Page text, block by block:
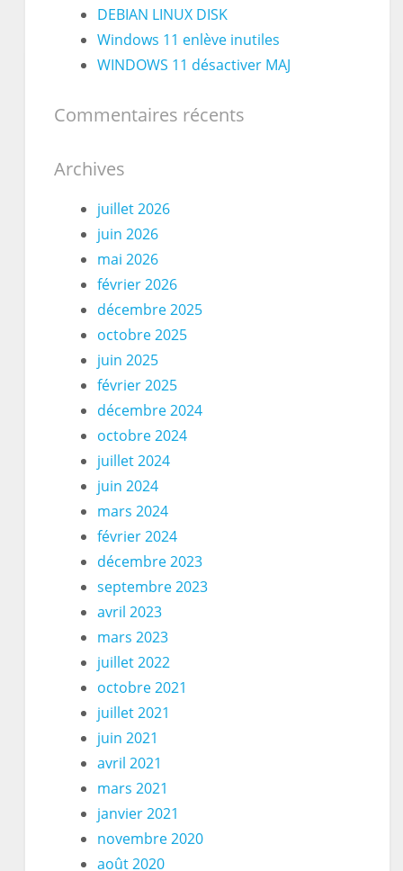
DEBIAN LINUX DISK
Windows 11 enlève inutiles
WINDOWS 11 désactiver MAJ
Commentaires récents
Archives
juillet 2026
juin 2026
mai 2026
février 2026
décembre 2025
octobre 2025
juin 2025
février 2025
décembre 2024
octobre 2024
juillet 2024
juin 2024
mars 2024
février 2024
décembre 2023
septembre 2023
avril 2023
mars 2023
juillet 2022
octobre 2021
juillet 2021
juin 2021
avril 2021
mars 2021
janvier 2021
novembre 2020
août 2020